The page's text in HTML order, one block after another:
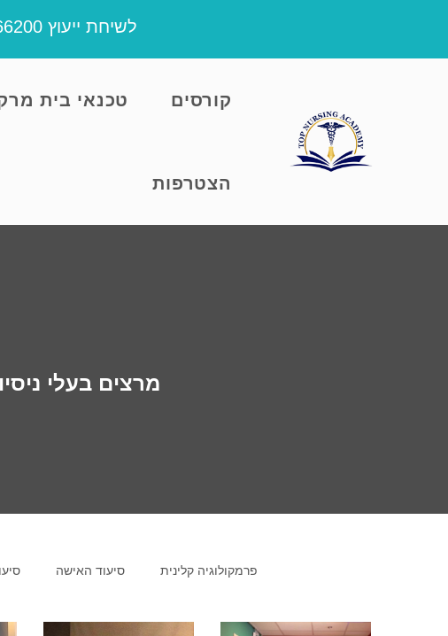
בְּאֲתָר
F10
לשיחת ייעוץ
קורסים טכנאי בית
הצטרפות
מרצים בעלי
סיעוד האישה פרמקולוגיה קלינית